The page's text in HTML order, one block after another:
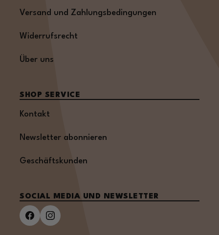
Versand und Zahlungsbedingungen
Widerrufsrecht
Über uns
SHOP SERVICE
Kontakt
Newsletter abonnieren
Geschäftskunden
SOCIAL MEDIA UND NEWSLETTER